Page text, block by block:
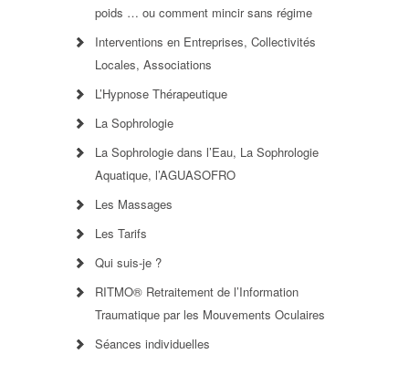
poids … ou comment mincir sans régime
Interventions en Entreprises, Collectivités
Locales, Associations
L’Hypnose Thérapeutique
La Sophrologie
La Sophrologie dans l’Eau, La Sophrologie
Aquatique, l’AGUASOFRO
Les Massages
Les Tarifs
Qui suis-je ?
RITMO® Retraitement de l’Information
Traumatique par les Mouvements Oculaires
Séances individuelles